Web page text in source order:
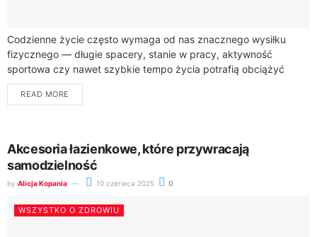
Codzienne życie często wymaga od nas znacznego wysiłku
fizycznego — długie spacery, stanie w pracy, aktywność
sportowa czy nawet szybkie tempo życia potrafią obciążyć
stopy i całe ciało. Problemy ze...
READ MORE
Akcesoria łazienkowe, które przywracają
samodzielność
by Alicja Kopania 10 czerwca 2025 0
WSZYSTKO O ZDROWIU